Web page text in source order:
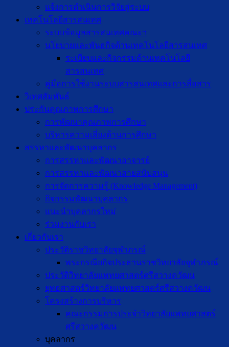
แจ้งการดำเนินการวิจัยสู่ระบบ
เทคโนโลยีสารสนเทศ
ระบบข้อมูลสารสนเทศคณะฯ
นโยบายและพันธกิจด้านเทคโนโลยีสารสนเทศ
ระเบียบและกิจกรรมด้านเทคโนโลยี
สารสนเทศ
คู่มือการใช้งานระบบสารสนเทศและการสื่อสาร
วิเทศสัมพันธ์
ประกันคุณภาพการศึกษา
การพัฒนาคุณภาพการศึกษา
บริหารความเสี่ยงด้านการศึกษา
สรรหาและพัฒนาบุคลากร
การสรรหาและพัฒนาอาจารย์
การสรรหาและพัฒนาสายสนับสนุน
การจัดการความรู้ (Knowledge Management)
กิจกรรมพัฒนาบุคลากร
แนะนำบุคลากรใหม่
ร่วมงานกับเรา
เกี่ยวกับเรา
ประวัติราชวิทยาลัยจุฬาภรณ์
พระกรณียกิจประธานราชวิทยาลัยจุฬาภรณ์
ประวัติวิทยาลัยแพทยศาสตร์ศรีสวางควัฒน
ยุทธศาสตร์วิทยาลัยแพทยศาสตร์ศรีสวางควัฒน
โครงสร้างการบริหาร
คณะกรรมการประจำวิทยาลัยแพทยศาสตร์
ศรีสวางควัฒน
บุคลากร